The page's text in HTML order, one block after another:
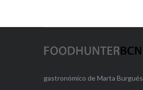
gastronómico de Marta Burgués